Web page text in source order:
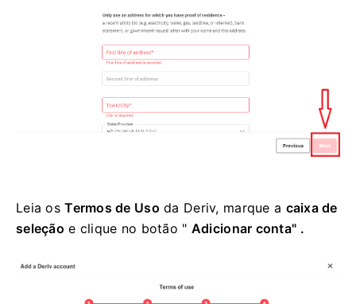
Leia osTermos de Uso da Deriv, marque a caixa de
seleção e clique no botão " Adicionar conta" .